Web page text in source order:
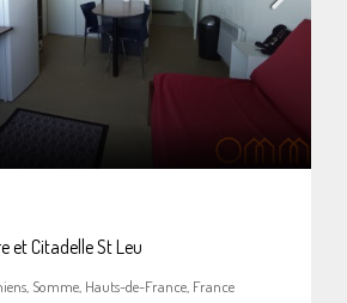
et Citadelle St Leu
Somme, Hauts-de-France, France